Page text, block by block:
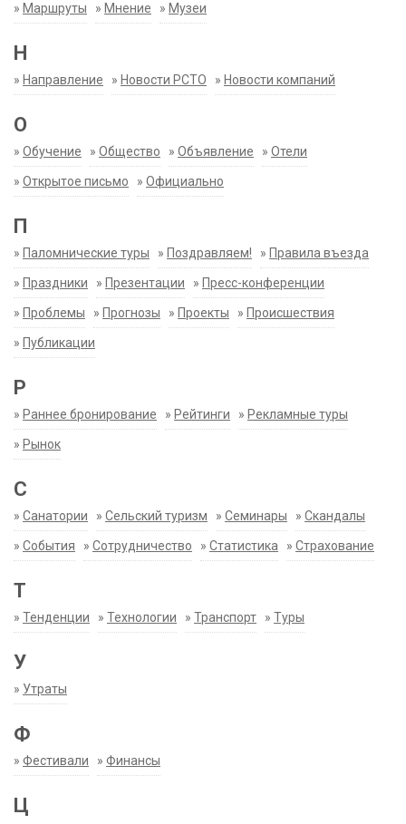
» Маршруты » Мнение » Музеи
Н
» Направление » Новости РСТО » Новости компаний
О
» Обучение » Общество » Объявление » Отели
» Открытое письмо » Официально
П
» Паломнические туры » Поздравляем! » Правила въезда
» Праздники » Презентации » Пресс-конференции
» Проблемы » Прогнозы » Проекты » Происшествия
» Публикации
Р
» Раннее бронирование » Рейтинги » Рекламные туры
» Рынок
С
» Санатории » Сельский туризм » Семинары » Скандалы
» События » Сотрудничество » Статистика » Страхование
Т
» Тенденции » Технологии » Транспорт » Туры
У
» Утраты
Ф
» Фестивали » Финансы
Ц